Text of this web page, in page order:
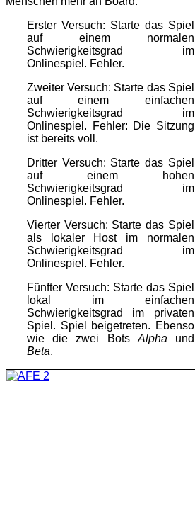
Erster Versuch: Starte das Spiel
auf einem normalen
Schwierigkeitsgrad im
Onlinespiel. Fehler.
Zweiter Versuch: Starte das Spiel
auf einem einfachen
Schwierigkeitsgrad im
Onlinespiel. Fehler: Die Sitzung
ist bereits voll.
Dritter Versuch: Starte das Spiel
auf einem hohen
Schwierigkeitsgrad im
Onlinespiel. Fehler.
Vierter Versuch: Starte das Spiel
als lokaler Host im normalen
Schwierigkeitsgrad im
Onlinespiel. Fehler.
Fünfter Versuch: Starte das Spiel
lokal im einfachen
Schwierigkeitsgrad im privaten
Spiel. Spiel beigetreten. Ebenso
wie die zwei BotsAlphaund
Beta.